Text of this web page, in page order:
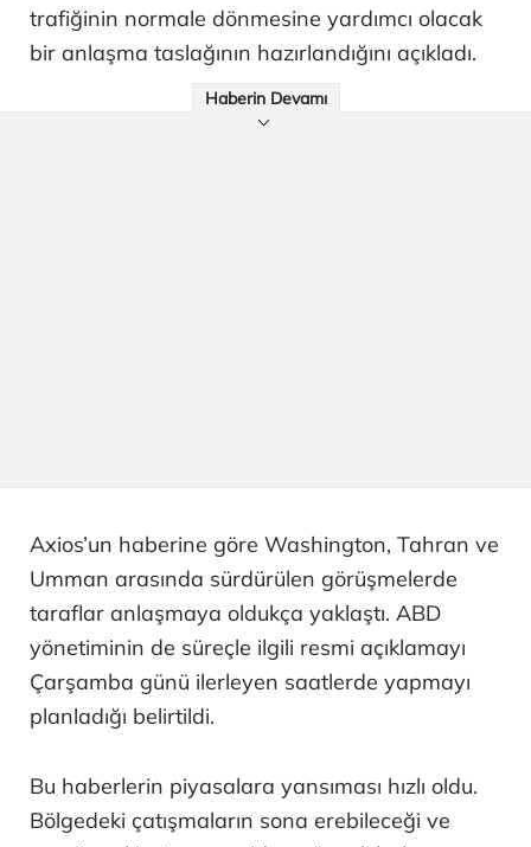
trafiğinin normale dönmesine yardımcı olacak
bir anlaşma taslağının hazırlandığını açıkladı.
Haberin Devamı
Axios’un haberine göre Washington, Tahran ve
Umman arasında sürdürülen görüşmelerde
taraflar anlaşmaya oldukça yaklaştı. ABD
yönetiminin de süreçle ilgili resmi açıklamayı
Çarşamba günü ilerleyen saatlerde yapmayı
planladığı belirtildi.
Bu haberlerin piyasalara yansıması hızlı oldu.
Bölgedeki çatışmaların sona erebileceği ve